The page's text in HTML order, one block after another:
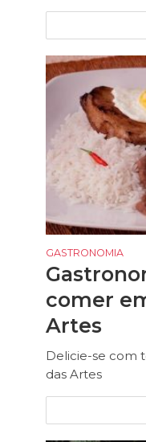
GASTRONOMIA
comer
Artes
Delicie-se com
das Artes